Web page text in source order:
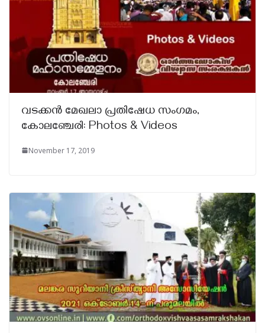
വടക്കൻ മേഖലാ പ്രതിഷേധ സംഗമം,
കോലഞ്ചേരി: Photos & Videos
November 17, 2019